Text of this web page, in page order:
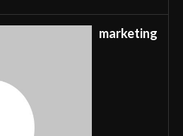
marketing